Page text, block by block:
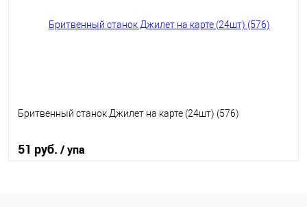
Бритвенный станок Джилет на карте (24шт) (576)
51 руб. / упа